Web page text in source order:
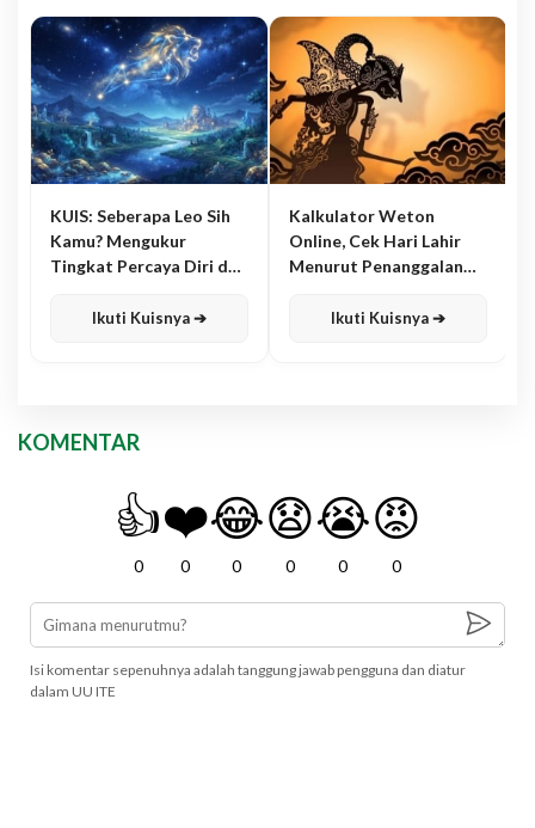
KUIS: Seberapa Leo Sih
Kamu? Mengukur
Tingkat Percaya Diri dan
Ikuti Kuisnya ➔
Kalkulator Weton
Online, Cek Hari Lahir
Menurut Penanggalan
Ikuti Kuisnya ➔
KOMENTAR
👍
0
❤️
0
😂
0
😧
0
😭
0
😡
0
Isi komentar sepenuhnya adalah tanggung jawab pengguna dan diatur
dalam UU ITE